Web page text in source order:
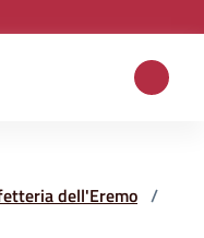
dell'Eremo /